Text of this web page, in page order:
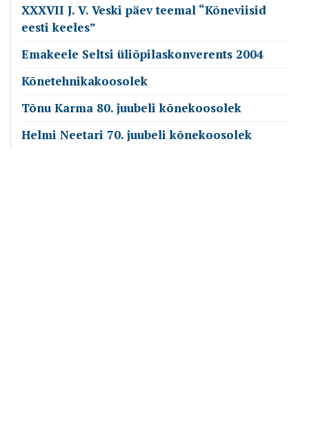
XXXVII J. V. Veski päev teemal “Kõneviisid
eesti keeles”
Emakeele Seltsi üliõpilaskonverents 2004
Kõnetehnikakoosolek
Tõnu Karma 80. juubeli kõnekoosolek
Helmi Neetari 70. juubeli kõnekoosolek